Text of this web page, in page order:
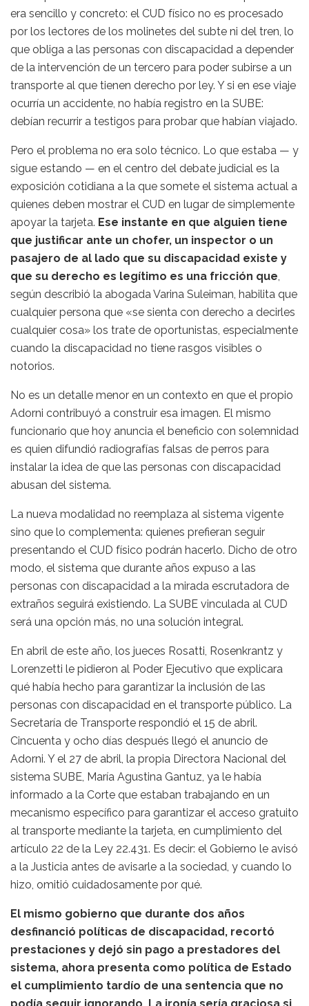
era sencillo y concreto: el CUD físico no es procesado
por los lectores de los molinetes del subte ni del tren, lo
que obliga a las personas con discapacidad a depender
de la intervención de un tercero para poder subirse a un
transporte al que tienen derecho por ley. Y si en ese viaje
ocurría un accidente, no había registro en la SUBE:
debían recurrir a testigos para probar que habían viajado.
Pero el problema no era solo técnico. Lo que estaba — y
sigue estando — en el centro del debate judicial es la
exposición cotidiana a la que somete el sistema actual a
quienes deben mostrar el CUD en lugar de simplemente
apoyar la tarjeta. Ese instante en que alguien tiene
que justificar ante un chofer, un inspector o un
pasajero de al lado que su discapacidad existe y
que su derecho es legítimo es una fricción que,
según describió la abogada Varina Suleiman, habilita que
cualquier persona que «se sienta con derecho a decirles
cualquier cosa» los trate de oportunistas, especialmente
cuando la discapacidad no tiene rasgos visibles o
notorios.
No es un detalle menor en un contexto en que el propio
Adorni contribuyó a construir esa imagen. El mismo
funcionario que hoy anuncia el beneficio con solemnidad
es quien difundió radiografías falsas de perros para
instalar la idea de que las personas con discapacidad
abusan del sistema.
La nueva modalidad no reemplaza al sistema vigente
sino que lo complementa: quienes prefieran seguir
presentando el CUD físico podrán hacerlo. Dicho de otro
modo, el sistema que durante años expuso a las
personas con discapacidad a la mirada escrutadora de
extraños seguirá existiendo. La SUBE vinculada al CUD
será una opción más, no una solución integral.
En abril de este año, los jueces Rosatti, Rosenkrantz y
Lorenzetti le pidieron al Poder Ejecutivo que explicara
qué había hecho para garantizar la inclusión de las
personas con discapacidad en el transporte público. La
Secretaría de Transporte respondió el 15 de abril.
Cincuenta y ocho días después llegó el anuncio de
Adorni. Y el 27 de abril, la propia Directora Nacional del
sistema SUBE, María Agustina Gantuz, ya le había
informado a la Corte que estaban trabajando en un
mecanismo específico para garantizar el acceso gratuito
al transporte mediante la tarjeta, en cumplimiento del
artículo 22 de la Ley 22.431. Es decir: el Gobierno le avisó
a la Justicia antes de avisarle a la sociedad, y cuando lo
hizo, omitió cuidadosamente por qué.
El mismo gobierno que durante dos años
desfinanció políticas de discapacidad, recortó
prestaciones y dejó sin pago a prestadores del
sistema, ahora presenta como política de Estado
el cumplimiento tardío de una sentencia que no